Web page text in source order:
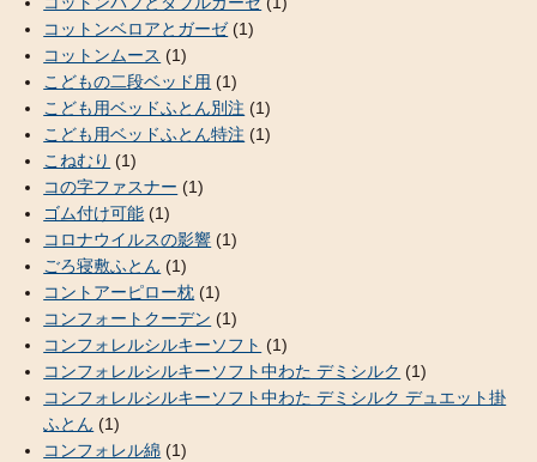
コットンベロアとガーゼ(1)
コットンムース (1)
こどもの二段ベッド用 (1)
こども用ベッドふとん別注 (1)
こども用ベッドふとん特注 (1)
こねむり (1)
コの字ファスナー (1)
ゴム付け可能 (1)
コロナウイルスの影響 (1)
ごろ寝敷ふとん (1)
コントアーピロー枕 (1)
コンフォートクーデン (1)
コンフォレルシルキーソフト (1)
コンフォレルシルキーソフト中わた デミシルク (1)
コンフォレルシルキーソフト中わた デミシルク デュエット掛
ふとん (1)
コンフォレル綿 (1)